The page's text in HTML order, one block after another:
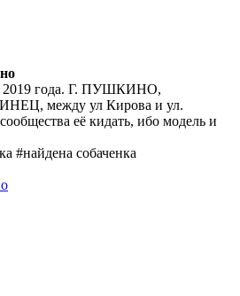
2019 года. Г. ПУШКИНО,
между ул Кирова и ул.
её кидать, ибо модель и
#найдена собаченка